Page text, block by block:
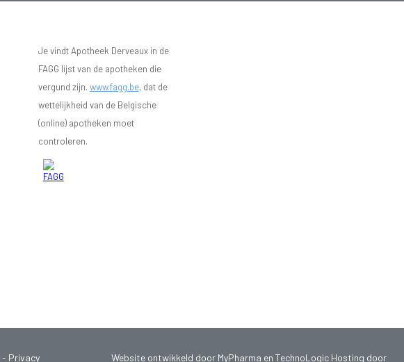
Je vindt Apotheek Derveaux in de
FAGG lijst van de apotheken die
vergund zijn. www.fagg.be, dat de
wettelijkheid van de Belgische
(online) apotheken moet
controleren.
- Privacy Website ontwikkeld door MyPharma en TechnoLogic Hosting door